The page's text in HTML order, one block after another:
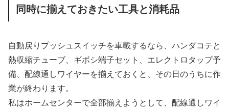
同時に揃えておきたい工具と消耗品
自動戻りプッシュスイッチを車載するなら、ハンダコテと
熱収縮チューブ、ギボシ端子セット、エレクトロタップ予
備、配線通しワイヤーを揃えておくと、その日のうちに作
業が終わります。
私はホームセンターで全部揃えようとして、配線通しワイ